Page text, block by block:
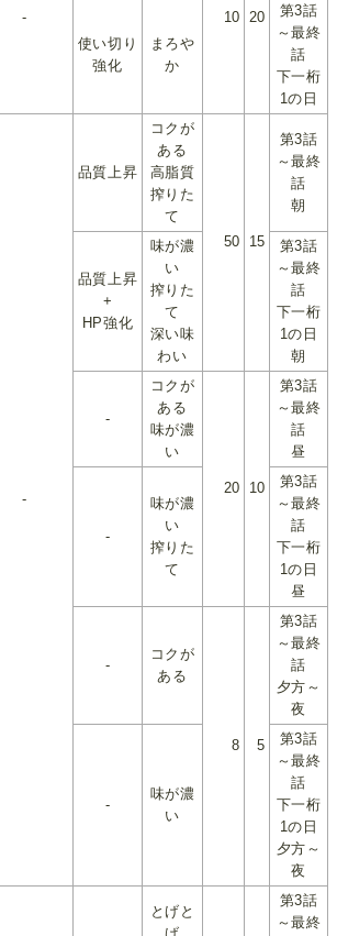
- 10 20
使い切り
強化
まろや
か
第3話
～最終
話
下一桁
1の日
-
品質上昇
コクが
ある
高脂質
搾りた
て
50
15
第3話
～最終
話
朝
品質上昇
+
HP強化
味が濃
い
搾りた
て
深い味
わい
第3話
～最終
話
下一桁
1の日
朝
-
コクが
ある
味が濃
い
20 10
第3話
～最終
話
昼
-
味が濃
い
搾りた
て
第3話
～最終
話
下一桁
1の日
昼
-
コクが
ある
8 5
第3話
～最終
話
夕方～
夜
-
味が濃
い
第3話
～最終
話
下一桁
1の日
夕方～
夜
とげと
第3話
～最終